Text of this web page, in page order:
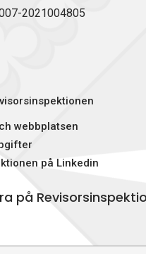
2021004805
webbplatsen
på Linkedin
på